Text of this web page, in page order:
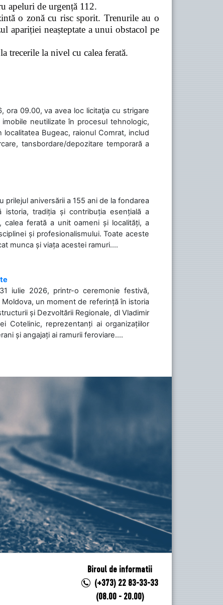
apeluri de urgență 112.
o zonă cu risc sporit. Trenurile au o
apariției neașteptate a unui obstacol pe
trecerile la nivel cu calea ferată.
ora 09.00, va avea loc licitaţia cu strigare
neutilizate în procesul tehnologic,
Bugeac, raionul Comrat, includ
tansbordare/depozitare temporară a
aniversării a 155 ani de la fondarea
tradiția și contribuția esențială a
calea ferată a unit oameni și localități, a
și profesionalismului. Toate aceste
munca și viața acestei ramuri....
iulie 2026, printr-o ceremonie festivă,
un moment de referință în istoria
și Dezvoltării Regionale, dl Vladimir
Cotelinic, reprezentanți ai organizațiilor
și angajați ai ramurii feroviare....
Biroul de informatii
(+373) 22 83-33-33
(08.00 - 20.00)